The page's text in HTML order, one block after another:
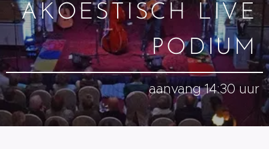
AKOESTISCH LIVE
PODIUM
aanvang 14:30 uur